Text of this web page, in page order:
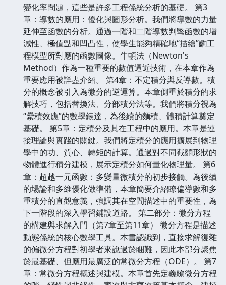
變化率問題，這些是許多工程係統分析的基礎。 第3
章：導數的應用：優化與圖形分析。我們將導數的力量
延伸至函數的分析。通過一階和二階導數判彆函數的增
減性、極值點和凹凸性，使學生能夠精確地“描繪”齣工
程模型所對應的函數圖像。牛頓法（Newton's
Method）作為一種重要的數值逼近技術，在本章作為
重要應用被詳盡介紹。 第4章：不定積分與反導數。積
分的概念被引入為微分的逆運算。本章側重於積分的求
解技巧，包括替換法、分部積分法等。我們將積分視為
“纍積效應”的數學錶達，為後續的麵積、體積計算奠定
基礎。 第5章：定積分及其在工程中的應用。本章是連
接理論與實踐的關鍵。我們將定積分的應用擴展到物理
學中的功、質心、轉矩的計算。通過對不同截麵形狀的
物體進行積分建模，展示定積分如何量化物理量。 第6
章：超越一元函數：多變量微積分的初步接觸。為後續
的場論和多維優化做準備，本章簡要介紹瞭偏導數和多
重積分的直觀意義，強調其在空間描述中的重要性，為
下一階段的深入學習鋪設道路。 第二部分：微分方程
的構建與求解入門（第7章至第11章） 微分方程是描述
動態係統的核心數學工具。本書認識到，直接求解復雜
的偏微分方程對初學者來說過於睏難，因此本部分聚焦
於最基礎、但應用最廣泛的常微分方程（ODE）。 第7
章：常微分方程概述與建模。本章首先定義瞭微分方程